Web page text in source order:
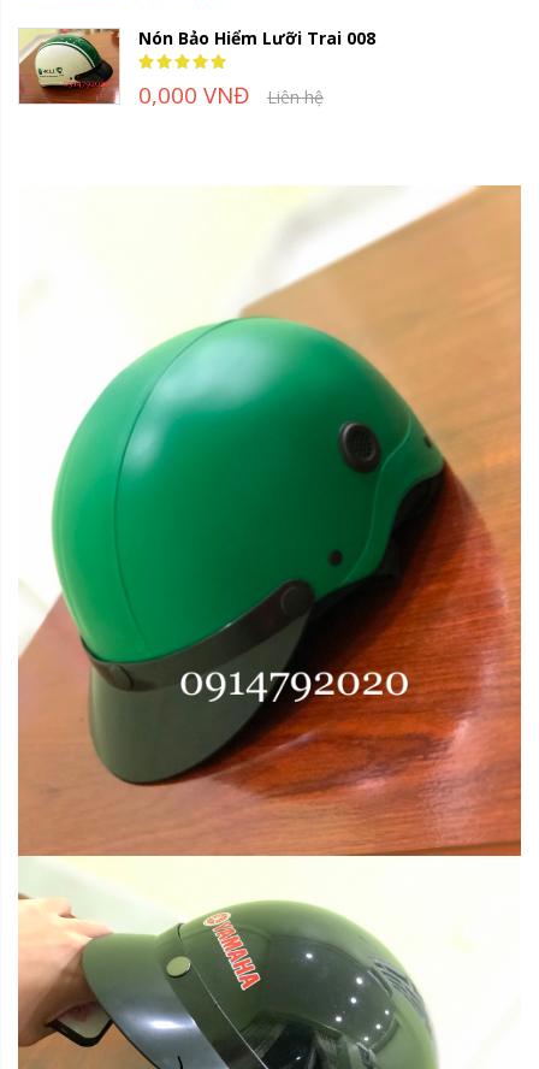
Nón Bảo Hiểm Lưỡi Trai 008
Rating:
100%
0,000 VNĐ Liên hệ